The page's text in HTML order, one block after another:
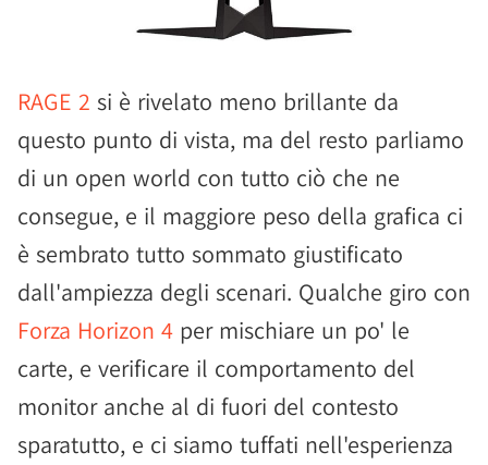
RAGE 2 si è rivelato meno brillante da
questo punto di vista, ma del resto parliamo
di un open world con tutto ciò che ne
consegue, e il maggiore peso della grafica ci
è sembrato tutto sommato giustificato
dall'ampiezza degli scenari. Qualche giro con
Forza Horizon 4 per mischiare un po' le
carte, e verificare il comportamento del
monitor anche al di fuori del contesto
sparatutto, e ci siamo tuffati nell'esperienza